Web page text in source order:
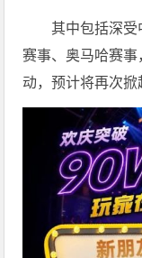
其中包括深
赛事、奥马哈赛
动，预计将再次掀